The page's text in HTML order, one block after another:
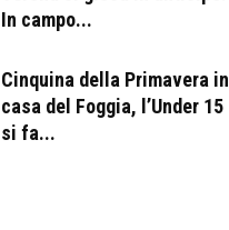
In campo...
Cinquina della Primavera in
casa del Foggia, l’Under 15
si fa...